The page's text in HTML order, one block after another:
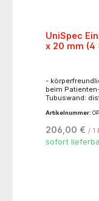
UniSpec
x 20 mm (4
-
beim
Tubuswand:
Graduierung in
Artikelnummer:
206,00 € / 1
sofort